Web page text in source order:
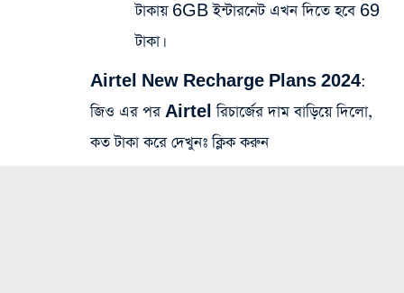
টাকায় 6GB ইন্টারনেট এখন দিতে হবে 69
টাকা।
Airtel New Recharge Plans 2024:
জিও এর পর Airtel রিচার্জের দাম বাড়িয়ে দিলো,
কত টাকা করে দেখুনঃ ক্লিক করুন